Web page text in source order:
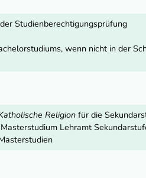
Studienberechtigungsprüfung
wenn nicht in der
Religionfür die
Lehramt